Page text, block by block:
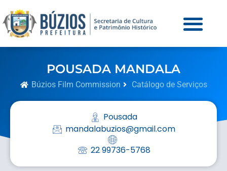
POUSADA MANDALA
Búzios Film Commission Catálogo de Serviços
Pousada
mandalabuzios@gmail.com
22 99736-5768